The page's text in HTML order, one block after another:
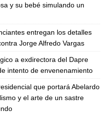
y su bebé simulando un
entregan los detalles
Jorge Alfredo Vargas
a exdirectora del Dapre
intento de envenenamiento
que portará Abelardo
y el arte de un sastre